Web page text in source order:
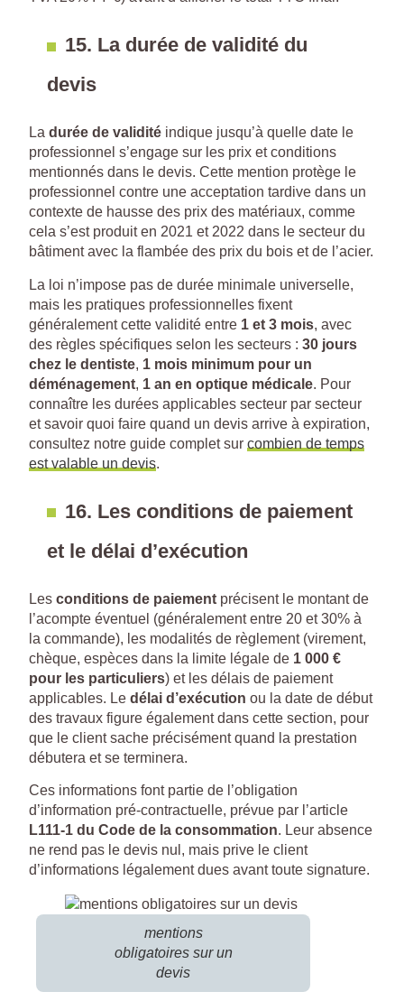
15. La durée de validité du
devis
La durée de validité indique jusqu’à quelle date le
professionnel s’engage sur les prix et conditions
mentionnés dans le devis. Cette mention protège le
professionnel contre une acceptation tardive dans un
contexte de hausse des prix des matériaux, comme
cela s’est produit en 2021 et 2022 dans le secteur du
bâtiment avec la flambée des prix du bois et de l’acier.
La loi n’impose pas de durée minimale universelle,
mais les pratiques professionnelles fixent
généralement cette validité entre 1 et 3 mois, avec
des règles spécifiques selon les secteurs : 30 jours
chez le dentiste, 1 mois minimum pour un
déménagement, 1 an en optique médicale. Pour
connaître les durées applicables secteur par secteur
et savoir quoi faire quand un devis arrive à expiration,
consultez notre guide complet sur combien de temps
est valable un devis.
16. Les conditions de paiement
et le délai d’exécution
Les conditions de paiement précisent le montant de
l’acompte éventuel (généralement entre 20 et 30% à
la commande), les modalités de règlement (virement,
chèque, espèces dans la limite légale de 1 000 €
pour les particuliers) et les délais de paiement
applicables. Le délai d’exécution ou la date de début
des travaux figure également dans cette section, pour
que le client sache précisément quand la prestation
débutera et se terminera.
Ces informations font partie de l’obligation
d’information pré-contractuelle, prévue par l’article
L111-1 du Code de la consommation. Leur absence
ne rend pas le devis nul, mais prive le client
d’informations légalement dues avant toute signature.
mentions
obligatoires sur un
devis